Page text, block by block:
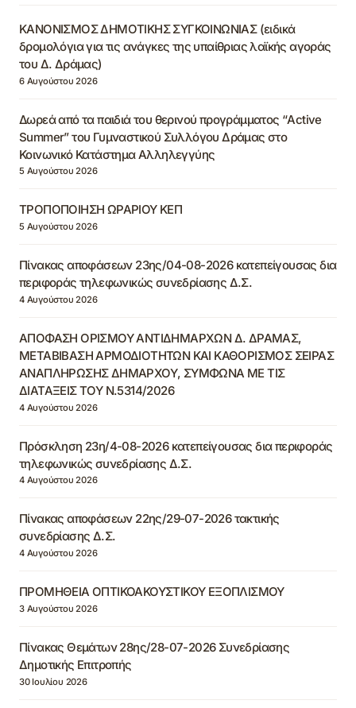
ΚΑΝΟΝΙΣΜΟΣ ΔΗΜΟΤΙΚΗΣ ΣΥΓΚΟΙΝΩΝΙΑΣ (ειδικά
δρομολόγια για τις ανάγκες της υπαίθριας λαϊκής αγοράς
του Δ. Δράμας)
6 Αυγούστου 2026
Δωρεά από τα παιδιά του θερινού προγράμματος “Active
Summer” του Γυμναστικού Συλλόγου Δράμας στο
Κοινωνικό Κατάστημα Αλληλεγγύης
5 Αυγούστου 2026
ΤΡΟΠΟΠΟΙΗΣΗ ΩΡΑΡΙΟΥ ΚΕΠ
5 Αυγούστου 2026
Πίνακας αποφάσεων 23ης/04-08-2026 κατεπείγουσας δια
περιφοράς τηλεφωνικώς συνεδρίασης Δ.Σ.
4 Αυγούστου 2026
ΑΠΟΦΑΣΗ ΟΡΙΣΜΟΥ ΑΝΤΙΔΗΜΑΡΧΩΝ Δ. ΔΡΑΜΑΣ,
ΜΕΤΑΒΙΒΑΣΗ ΑΡΜΟΔΙΟΤΗΤΩΝ ΚΑΙ ΚΑΘΟΡΙΣΜΟΣ ΣΕΙΡΑΣ
ΑΝΑΠΛΗΡΩΣΗΣ ΔΗΜΑΡΧΟΥ, ΣΥΜΦΩΝΑ ΜΕ ΤΙΣ
ΔΙΑΤΑΞΕΙΣ ΤΟΥ Ν.5314/2026
4 Αυγούστου 2026
Πρόσκληση 23η/4-08-2026 κατεπείγουσας δια περιφοράς
τηλεφωνικώς συνεδρίασης Δ.Σ.
4 Αυγούστου 2026
Πίνακας αποφάσεων 22ης/29-07-2026 τακτικής
συνεδρίασης Δ.Σ.
4 Αυγούστου 2026
ΠΡΟΜΗΘΕΙΑ ΟΠΤΙΚΟΑΚΟΥΣΤΙΚΟΥ ΕΞΟΠΛΙΣΜΟΥ
3 Αυγούστου 2026
Πίνακας Θεμάτων 28ης/28-07-2026 Συνεδρίασης
Δημοτικής Επιτροπής
30 Ιουλίου 2026